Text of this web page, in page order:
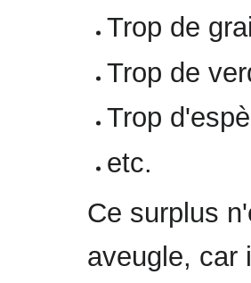
Trop de
Trop de
Trop
etc.
Ce surplus
aveugle, car